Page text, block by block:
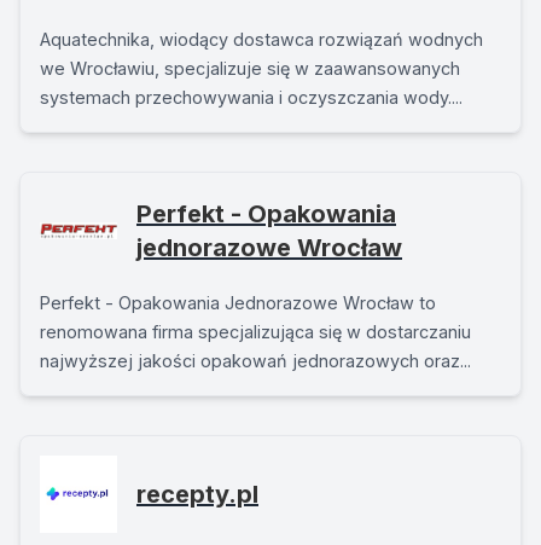
Aquatechnika, wiodący dostawca rozwiązań wodnych
we Wrocławiu, specjalizuje się w zaawansowanych
systemach przechowywania i oczyszczania wody....
Perfekt - Opakowania
jednorazowe Wrocław
Perfekt - Opakowania Jednorazowe Wrocław to
renomowana firma specjalizująca się w dostarczaniu
najwyższej jakości opakowań jednorazowych oraz...
recepty.pl